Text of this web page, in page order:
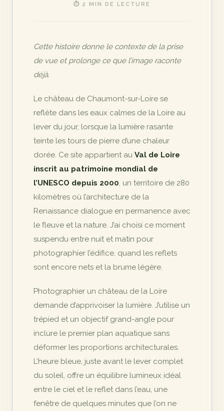
⏱ 2 MIN DE LECTURE
Cette histoire donne le contexte de la prise
de vue et prolonge ce que l’image raconte
déjà.
Le château de Chaumont-sur-Loire se
reflète dans les eaux calmes de la Loire au
lever du jour, lorsque la lumière rasante
teinte les tours de pierre d’une chaleur
dorée. Ce site appartient au Val de Loire
inscrit au patrimoine mondial de
l’UNESCO depuis 2000, un territoire de 280
kilomètres où l’architecture de la
Renaissance dialogue en permanence avec
le fleuve et la nature. J’ai choisi ce moment
suspendu entre nuit et matin pour
photographier l’édifice, quand les reflets
sont encore nets et la brume légère.
Photographier un château de la Loire
demande d’apprivoiser la lumière. J’utilise un
trépied et un objectif grand-angle pour
inclure le premier plan aquatique sans
déformer les proportions architecturales.
L’heure bleue, juste avant le lever complet
du soleil, offre un équilibre lumineux idéal
entre le ciel et le reflet dans l’eau, une
fenêtre de quelques minutes que l’on ne